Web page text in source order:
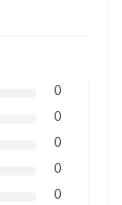
0
0
0
0
0